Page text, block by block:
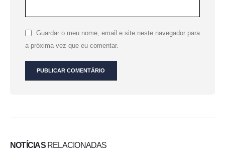
Guardar o meu nome, email e site neste navegador para
a próxima vez que eu comentar.
NOTÍCIASRELACIONADAS